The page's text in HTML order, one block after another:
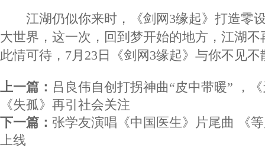
江湖仍似你来时，《剑网3缘起》打造零
大世界，这一次，回到梦开始的地方，江湖
此情可待，7月23日《剑网3缘起》与你不见不
上一篇： 吕良伟自创打拐神曲“皮中带暖” ，
《失孤》再引社会关注
下一篇： 张学友演唱《中国医生》片尾曲 《
上线